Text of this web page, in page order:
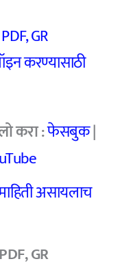
करा :फेसबुक|
असायलाच
GR